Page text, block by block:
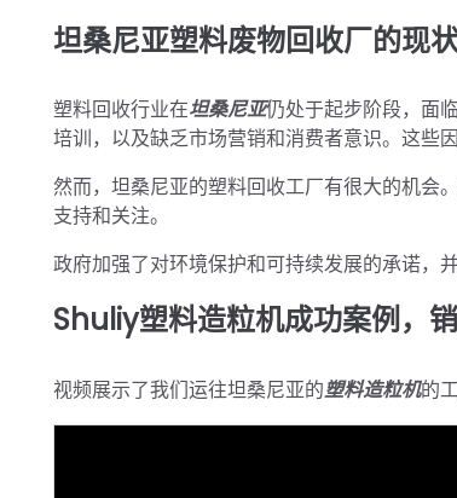
坦桑尼亚塑料废物回收厂的现
塑料回收行业在坦桑尼亚仍处于起步阶段，面
培训，以及缺乏市场营销和消费者意识。这些
然而，坦桑尼亚的塑料回收工厂有很大的机会
支持和关注。
政府加强了对环境保护和可持续发展的承诺，
Shuliy塑料造粒机成功案例，
视频展示了我们运往坦桑尼亚的塑料造粒机的